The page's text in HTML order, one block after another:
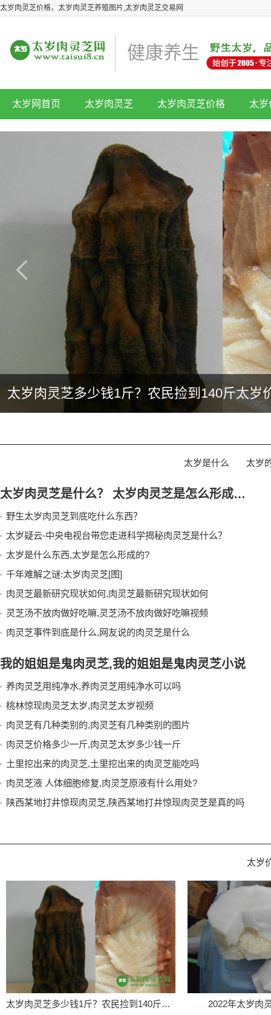
太岁肉灵芝价格，太岁肉灵芝养殖图片,太岁肉灵芝交易网
健康养生
太岁网首页 太岁肉灵芝 太岁肉灵芝价格 太岁
太岁肉灵芝多少钱1斤？农民捡到140斤太岁
太岁是什么 太岁
太岁肉灵芝是什么？ 太岁肉灵芝是怎么形成的？生长在什么地方？
野生太岁肉灵芝到底吃什么东西？
太岁疑云-中央电视台带您走进科学揭秘肉灵芝是什么？
太岁是什么东西,太岁是怎么形成的?
千年难解之谜:太岁肉灵芝[图]
肉灵芝最新研究现状如何,肉灵芝最新研究现状如何
灵芝汤不放肉做好吃嘛,灵芝汤不放肉做好吃嘛视频
肉灵芝事件到底是什么,网友说的肉灵芝是什么
我的姐姐是鬼肉灵芝,我的姐姐是鬼肉灵芝小说
养肉灵芝用纯净水,养肉灵芝用纯净水可以吗
桃林惊现肉灵芝太岁,肉灵芝太岁视频
肉灵芝有几种类别的,肉灵芝有几种类别的图片
肉灵芝价格多少一斤,肉灵芝太岁多少钱一斤
土里挖出来的肉灵芝,土里挖出来的肉灵芝能吃吗
肉灵芝液 人体细胞修复,肉灵芝原液有什么用处?
陕西某地打井惊现肉灵芝,陕西某地打井惊现肉灵芝是真的吗
太岁
太岁肉灵芝多少钱1斤？农民捡到140斤太岁价值百万 2022年太岁肉